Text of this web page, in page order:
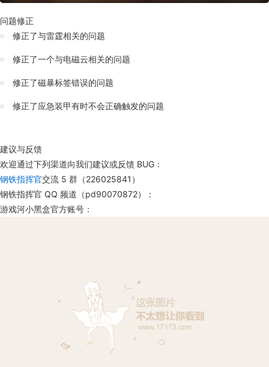
问题修正
修正了与雷霆相关的问题
修正了一个与电磁云相关的问题
修正了磁暴标签错误的问题
修正了应急装甲有时不会正确触发的问题
建议与反馈
欢迎通过下列渠道向我们建议或反馈 BUG：
钢铁指挥官交流 5 群（226025841）
钢铁指挥官 QQ 频道（pd90070872）：
游戏河小黑盒官方账号：